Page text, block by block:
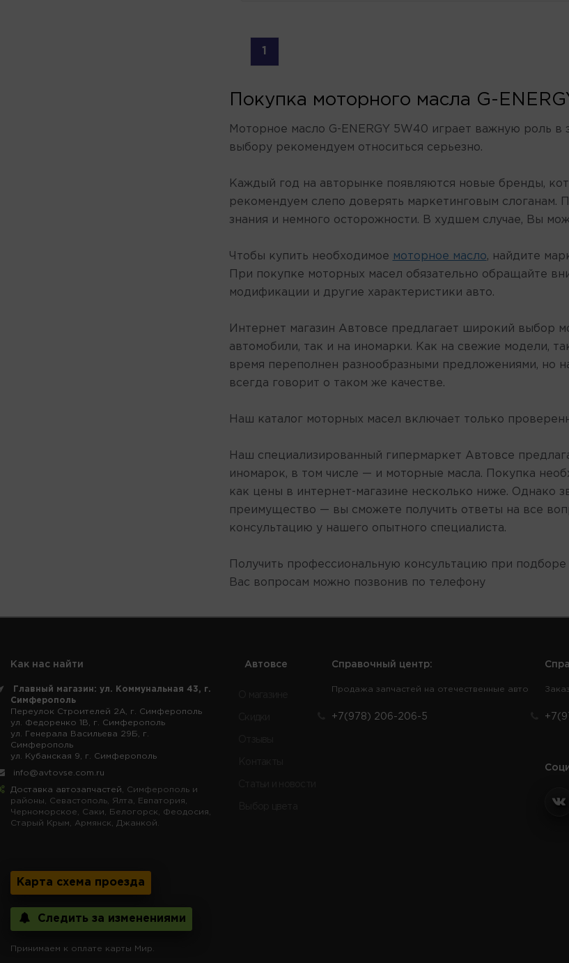
1
Покупка моторного масла G-
Моторное масло G-ENERGY 5W40 играет важную роль в
выбору рекомендуем относиться серьезно.
Каждый год на авторынке появляются новые бренды,
рекомендуем слепо доверять маркетинговым
знания и немного осторожности. В худшем случае, Вы
Чтобы купить необходимое моторное масло, найдите
При покупке моторных масел обязательно обращайте
модификации и другие характеристики авто.
Интернет магазин Автовсе предлагает широкий выбор
автомобили, так и на иномарки. Как на свежие модели,
время переполнен разнообразными предложениями, но
всегда говорит о таком же качестве.
Наш каталог моторных масел включает только
Наш специализированный гипермаркет Автовсе
иномарок, в том числе — и моторные масла. Покупка
как цены в интернет-магазине несколько ниже. Однако
преимущество — вы сможете получить ответы на все
консультацию у нашего опытного специалиста.
Получить профессиональную консультацию при
Вас вопросам можно позвонив по телефону
Как нас найти
Главный магазин: ул. Коммунальная 43, г.
Симферополь
Переулок Строителей 2А, г. Симферополь
ул. Федоренко 1В, г. Симферополь
ул. Генерала Васильева 29Б, г.
Симферополь
ул. Кубанская 9, г. Симферополь
info@avtovse.com.ru
Доставка автозапчастей , Симферополь и
районы, Севастополь, Ялта, Евпатория,
Черноморское, Саки, Белогорск, Феодосия,
Старый Крым, Армянск, Джанкой.
Карта схема проезда
Следить за изменениями
Принимаем к оплате карты Мир.
Автовсе Справочный центр:
Продажа запчастей на отечественные авто
+7(978) 206-206-5